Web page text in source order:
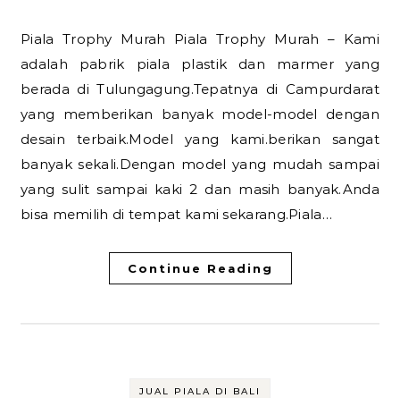
Piala Trophy Murah Piala Trophy Murah – Kami
adalah pabrik piala plastik dan marmer yang
berada di Tulungagung.Tepatnya di Campurdarat
yang memberikan banyak model-model dengan
desain terbaik.Model yang kami.berikan sangat
banyak sekali.Dengan model yang mudah sampai
yang sulit sampai kaki 2 dan masih banyak.Anda
bisa memilih di tempat kami sekarang.Piala…
Continue Reading
JUAL PIALA DI BALI